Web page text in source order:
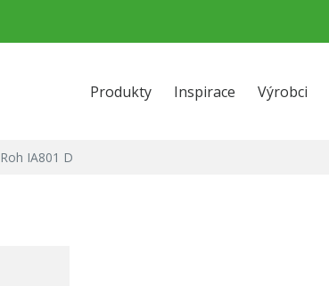
Produkty Inspirace Výrobci
Roh IA801 D